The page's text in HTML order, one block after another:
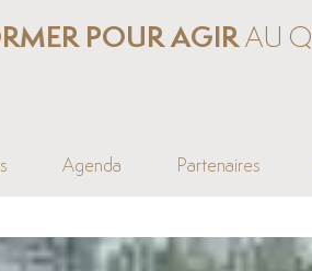
POUR AGIRAU
Agenda Partenaires